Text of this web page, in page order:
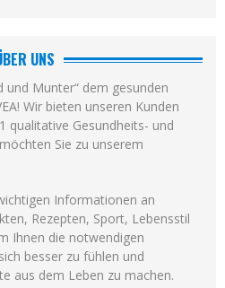
UNS
und Munter“ dem gesunden
Wir bieten unseren Kunden
qualitative Gesundheits- und
Sie zu unserem
Informationen an
Rezepten, Sport, Lebensstil
Ihnen die notwendigen
besser zu fühlen und
aus dem Leben zu machen.